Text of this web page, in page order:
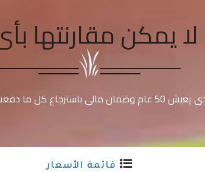
لا يمكن مقارنتها
قائمة الأسعار